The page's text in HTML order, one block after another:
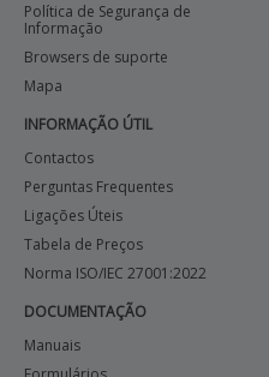
Política de Segurança de
Informação
Browsers de suporte
Mapa
INFORMAÇÃO ÚTIL
Contactos
Perguntas Frequentes
Ligações Úteis
Tabela de Preços
Norma ISO/IEC 27001:2022
DOCUMENTAÇÃO
Manuais